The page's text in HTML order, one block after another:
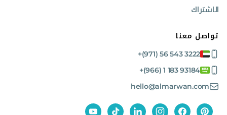
الاشتراك
تواصل معنا
+(971) 56 543 3222
+(966) 1 183 93184
hello@almarwan.com